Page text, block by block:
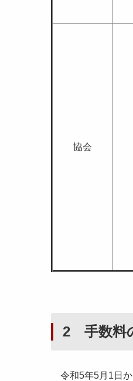
協会
2 手数料
令和5年5月1日か